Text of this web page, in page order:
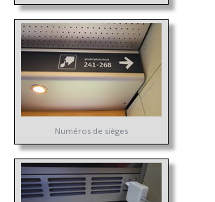
Numéros de sièges